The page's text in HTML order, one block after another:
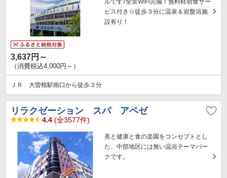
ルです♪全室WiFi完備！無料軽朝食サー
ビス付き☆徒歩３分に温泉＆岩盤浴施
設有り！
3,637円～
（消費税込4,000円～）
ＪＲ 大曽根駅南口から徒歩３分
リラクゼーション スパ アペゼ
4.4 (全3577件)
美と健康と食の楽園をコンセプトとし
た、中部地区には無い温浴テーマパー
クです。